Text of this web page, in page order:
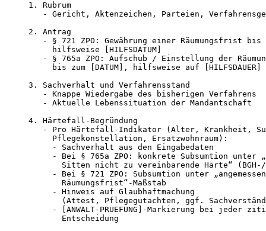
1. Rubrum
- Gericht, Aktenzeichen, Parteien,
2. Antrag
- § 721 ZPO: Gewährung einer Räumungsfrist bis
     hilfsweise [HILFSDATUM]
- § 765a ZPO: Aufschub / Einstellung der
bis zum [DATUM], hilfsweise auf [HILFSDAUER]
3. Sachverhalt und Verfahrensstand
   - Knappe Wiedergabe des bisherigen Verfahrens
   - Aktuelle Lebenssituation der Mandantschaft
4. Härtefall-Begründung
- Pro Härtefall-Indikator (Alter, Krankheit,
     Pflegekonstellation, Ersatzwohnraum):
     - Sachverhalt aus den Eingabedaten
- Bei § 765a ZPO: konkrete Subsumtion unter
Sitten nicht zu vereinbarende Härte“
- Bei § 721 ZPO: Subsumtion unter
       Räumungsfrist“-Maßstab
     - Hinweis auf Glaubhaftmachung
(Attest, Pflegegutachten, ggf.
- [ANWALT-PRUEFUNG]-Markierung bei jeder
       Entscheidung